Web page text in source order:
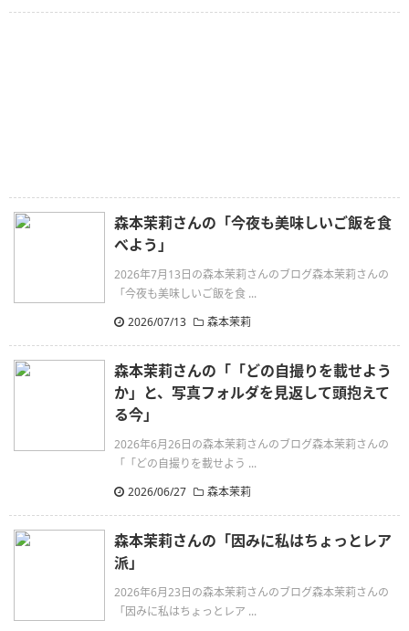
森本茉莉さんの「今夜も美味しいご飯を食
べよう」
2026年7月13日の森本茉莉さんのブログ森本茉莉さんの
「今夜も美味しいご飯を食 ...
2026/07/13
森本茉莉
森本茉莉さんの「「どの自撮りを載せよう
か」と、写真フォルダを見返して頭抱えて
る今」
2026年6月26日の森本茉莉さんのブログ森本茉莉さんの
「「どの自撮りを載せよう ...
2026/06/27
森本茉莉
森本茉莉さんの「因みに私はちょっとレア
派」
2026年6月23日の森本茉莉さんのブログ森本茉莉さんの
「因みに私はちょっとレア ...